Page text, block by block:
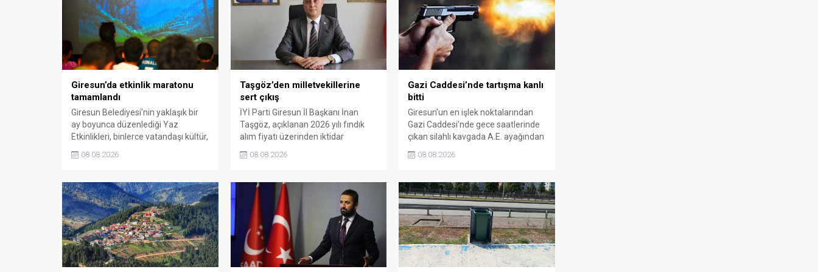
Giresun’da etkinlik maratonu
tamamlandı
Giresun Belediyesi'nin yaklaşık bir
ay boyunca düzenlediği Yaz
Etkinlikleri, binlerce vatandaşı kültür,
Yoğun ilgi gören organizasyonun
süresi de 16 Ağustos'a kadar
uzatıldı.
08.08.2026
Taşgöz’den milletvekillerine
sert çıkış
İYİ Parti Giresun İl Başkanı İnan
Taşgöz, açıklanan 2026 yılı fındık
alım fiyatı üzerinden iktidar
eleştirdi. Taşgöz, üreticinin
savunarak, Giresun milletvekillerini
sessiz kalmakla suçladı.
08.08.2026
Gazi Caddesi’nde tartışma kanlı
bitti
Giresun’un en işlek noktalarından
Gazi Caddesi’nde gece saatlerinde
çıkan silahlı kavgada A.E. ayağından
süreli panik yaşanırken polis geniş
08.08.2026